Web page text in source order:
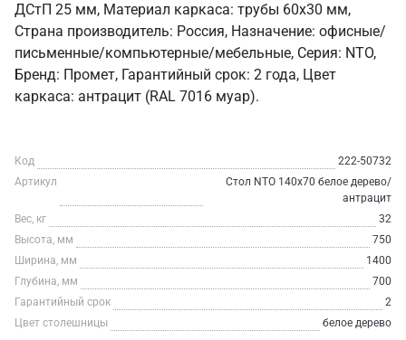
ДСтП 25 мм, Материал каркаса: трубы 60х30 мм,
Страна производитель: Россия, Назначение: офисные/
письменные/компьютерные/мебельные, Серия: NTO,
Бренд: Промет, Гарантийный срок: 2 года, Цвет
каркаса: антрацит (RAL 7016 муар).
Код
222-50732
Артикул
Стол NTO 140x70 белое дерево/
антрацит
Вес, кг
32
Высота, мм
750
Ширина, мм
1400
Глубина, мм
700
Гарантийный срок
2
Цвет столешницы
белое дерево